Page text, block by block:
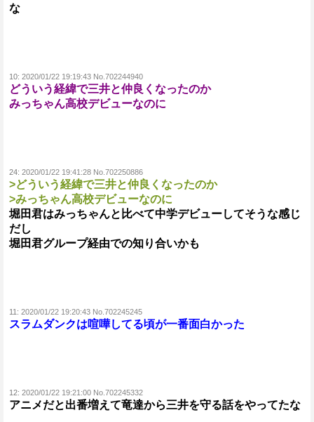
な
10: 2020/01/22 19:19:43 No.702244940
どういう経緯で三井と仲良くなったのか
みっちゃん高校デビューなのに
24: 2020/01/22 19:41:28 No.702250886
>どういう経緯で三井と仲良くなったのか
>みっちゃん高校デビューなのに
堀田君はみっちゃんと比べて中学デビューしてそうな感じ
だし
堀田君グループ経由での知り合いかも
11: 2020/01/22 19:20:43 No.702245245
スラムダンクは喧嘩してる頃が一番面白かった
12: 2020/01/22 19:21:00 No.702245332
アニメだと出番増えて竜達から三井を守る話をやってたな